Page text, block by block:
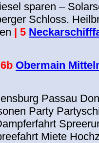
sparen –
Schloss.
| 5
6b Obermain
Passau
Party
Miete